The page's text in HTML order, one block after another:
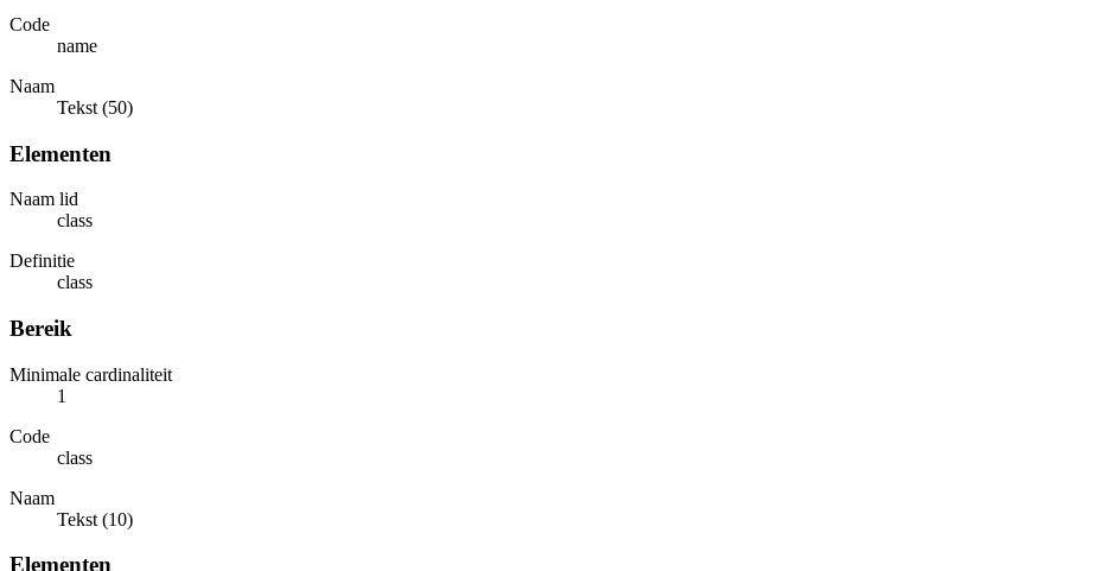
Code
name
Naam
Tekst (50)
Elementen
Naam lid
class
Definitie
class
Bereik
Minimale cardinaliteit
1
Code
class
Naam
Tekst (10)
Elementen